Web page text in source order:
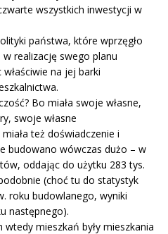
wszystkich inwestycji w
państwa, które wprzęgło
realizację swego planu
na jej barki
Bo miała swoje własne,
swoje własne
też doświadczenie i
budowano wówczas dużo – w
oddając do użytku 283 tys.
(choć tu do statystyk
roku budowlanego, wyniki
następnego).
mieszkań były mieszkania